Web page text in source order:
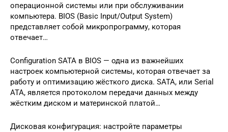
операционной системы или при обслуживании
компьютера. BIOS (Basic Input/Output System)
представляет собой микропрограмму, которая
отвечает…
Configuration SATA в BIOS — одна из важнейших
настроек компьютерной системы, которая отвечает за
работу и оптимизацию жёсткого диска. SATA, или Serial
ATA, является протоколом передачи данных между
жёстким диском и материнской платой…
Дисковая конфигурация: настройте параметры